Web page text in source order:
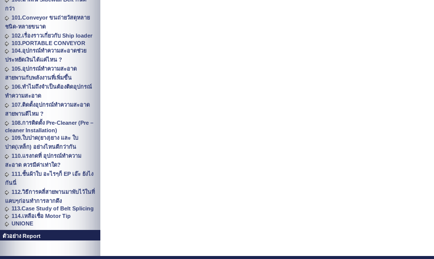
กว่า
101.Conveyor ขนถ่ายวัสดุหลาย
ชนิด-หลายขนาด
102.เรื่องราวเกี่ยวกับ Ship loader
103.PORTABLE CONVEYOR
104.อุปกรณ์ทำความสะอาดช่วย
ประหยัดเงินได้แค่ไหน ?
105.อุปกรณ์ทำความสะอาด
สายพานกับพลังงานที่เพิ่มขึ้น
106.ทำไมถึงจำเป็นต้องติดอุปกรณ์
ทำความสะอาด
107.ติดตั้งอุปกรณ์ทำความสะอาด
สายพานดีไหม ?
108.การติดตั้ง Pre-Cleaner (Pre –
cleaner Installation)
109.ใบปาด(ยาง)ยาง และ ใบ
ปาด(เหล็ก) อย่างไหนดีกว่ากัน
110.แรงกดที่ อุปกรณ์ทำความ
สะอาด ควรมีค่าเท่าใด?
111.ชั้นผ้าใบ อะไรๆก็ EP เอ๊ะ ยังไง
กันนี่
112.วิธีการคลี่สายพานมาพับไว้ในที่
แคบๆก่อนทำการลากดึง
113.Case Study of Belt Splicing
114.เหลือเชื่อ Motor Tip
UNIONE
ตัวอย่าง Report